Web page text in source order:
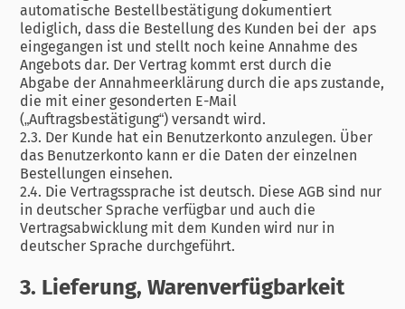
automatische Bestellbestätigung dokumentiert
lediglich, dass die Bestellung des Kunden bei der aps
eingegangen ist und stellt noch keine Annahme des
Angebots dar. Der Vertrag kommt erst durch die
Abgabe der Annahmeerklärung durch die aps zustande,
die mit einer gesonderten E-Mail
(„Auftragsbestätigung“) versandt wird.
2.3. Der Kunde hat ein Benutzerkonto anzulegen. Über
das Benutzerkonto kann er die Daten der einzelnen
Bestellungen einsehen.
2.4. Die Vertragssprache ist deutsch. Diese AGB sind nur
in deutscher Sprache verfügbar und auch die
Vertragsabwicklung mit dem Kunden wird nur in
deutscher Sprache durchgeführt.
3. Lieferung, Warenverfügbarkeit